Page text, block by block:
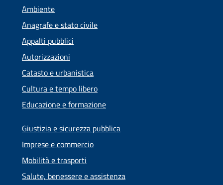
Ambiente
Anagrafe e stato civile
Appalti pubblici
Autorizzazioni
Catasto e urbanistica
Cultura e tempo libero
Educazione e formazione
Giustizia e sicurezza pubblica
Imprese e commercio
Mobilità e trasporti
Salute, benessere e assistenza